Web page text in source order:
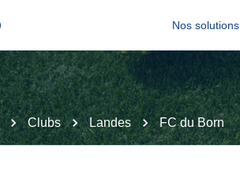
Nos solutions
Clubs Landes FC du Born